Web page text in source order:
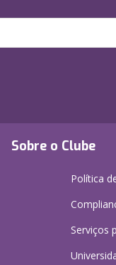
Sobre o Clube
Política
Serviços